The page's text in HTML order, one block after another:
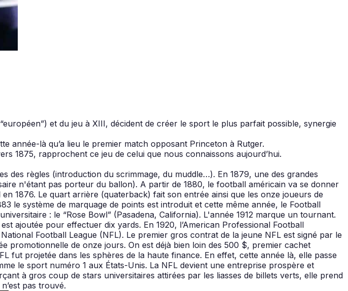
et du jeu à XIII, décident de créer le sport le plus parfait possible, synergie
année-là qu’a lieu le premier match opposant Princeton à Rutger.
1875, rapprochent ce jeu de celui que nous connaissons aujourd’hui.
des règles (introduction du scrimmage, du muddle…). En 1879, une des grandes
n'étant pas porteur du ballon). A partir de 1880, le football américain va se donner
1876. Le quart arrière (quaterback) fait son entrée ainsi que les onze joueurs de
le système de marquage de points est introduit et cette même année, le Football
: le “Rose Bowl” (Pasadena, California). L'année 1912 marque un tournant.
ajoutée pour effectuer dix yards. En 1920, l’American Professional Football
Football League (NFL). Le premier gros contrat de la jeune NFL est signé par le
promotionnelle de onze jours. On est déjà bien loin des 500 $, premier cachet
fut projetée dans les sphères de la haute finance. En effet, cette année là, elle passe
le sport numéro 1 aux États-Unis. La NFL devient une entreprise prospère et
à gros coup de stars universitaires attirées par les liasses de billets verts, elle prend
pas trouvé.